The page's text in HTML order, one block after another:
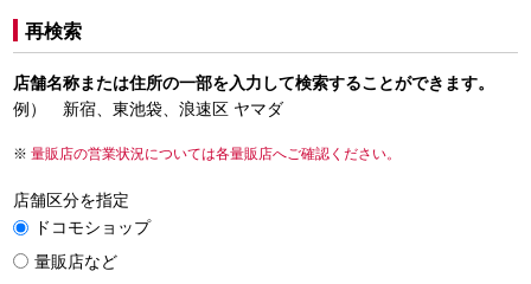
再検索
店舗名称または住所の一部を入力して検索することができます。
例） 新宿、東池袋、浪速区 ヤマダ
量販店の営業状況については各量販店へご確認ください。
店舗区分を指定
ドコモショップ
量販店など